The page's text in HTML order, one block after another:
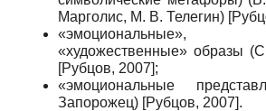
Марголис, М. В. Телегин) [
«эмоциональные»,
«художественные» образы
[Рубцов, 2007];
«эмоциональные
Запорожец) [Рубцов, 2007].